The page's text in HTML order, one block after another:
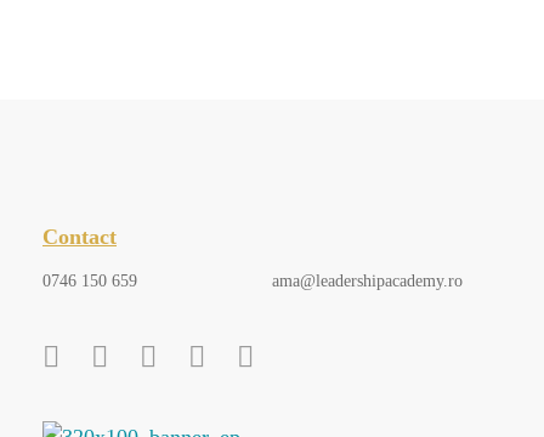
Contact
0746 150 659 ama@leadershipacademy.ro